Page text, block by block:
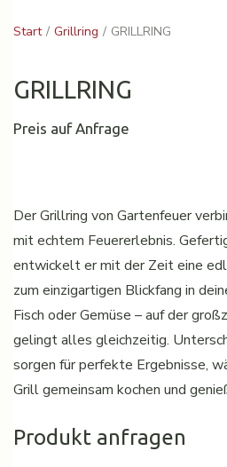
Start Grillring GRILLRING
GRILLRING
Preis auf Anfrage
Der Grillring von Gartenfeuer
mit echtem Feuererlebnis.
entwickelt er mit der Zeit eine
zum einzigartigen Blickfang in
Fisch oder Gemüse – auf der
gelingt alles gleichzeitig.
sorgen für perfekte Ergebnisse,
Grill gemeinsam kochen und
Produkt anfragen